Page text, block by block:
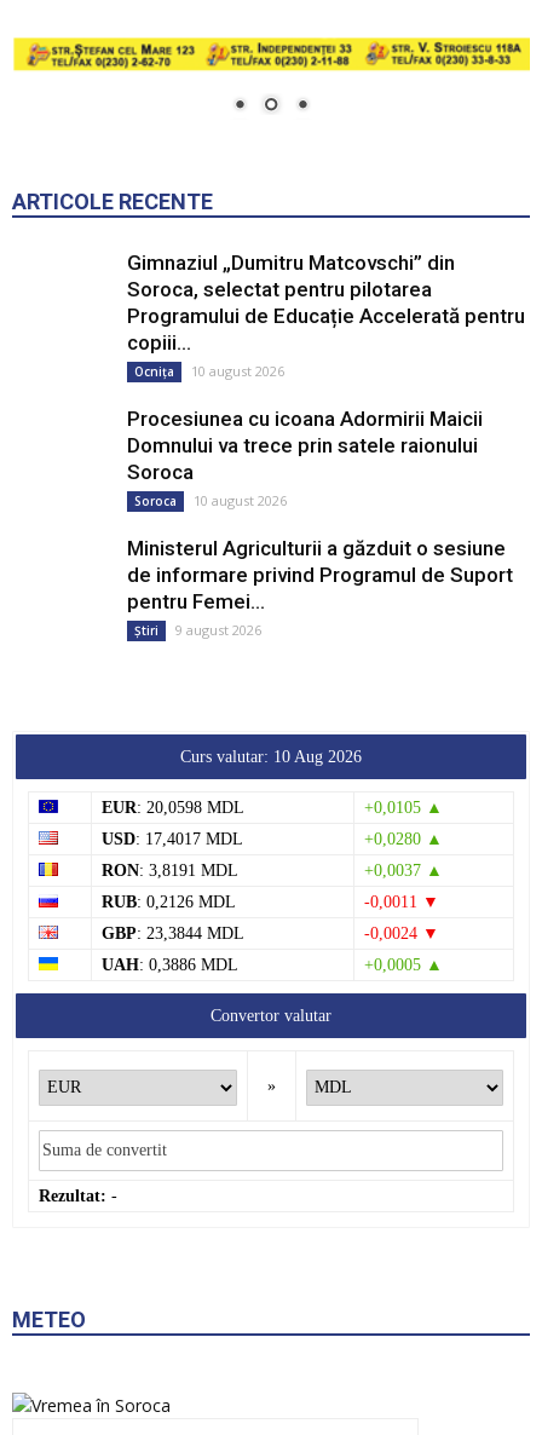
ARTICOLE RECENTE
Gimnaziul „Dumitru Matcovschi” din
Soroca, selectat pentru pilotarea
Programului de Educație Accelerată pentru
copiii...
Ocnița 10 august 2026
Procesiunea cu icoana Adormirii Maicii
Domnului va trece prin satele raionului
Soroca
Soroca 10 august 2026
Ministerul Agriculturii a găzduit o sesiune
de informare privind Programul de Suport
pentru Femei...
Știri 9 august 2026
Curs valutar: 10 Aug 2026
EUR: 20,0598 MDL
+0,0105 ▲
USD: 17,4017 MDL
+0,0280 ▲
RON: 3,8191 MDL
+0,0037 ▲
RUB: 0,2126 MDL
-0,0011 ▼
GBP: 23,3844 MDL
-0,0024 ▼
UAH: 0,3886 MDL +0,0005 ▲
Convertor valutar
»
Rezultat: -
METEO